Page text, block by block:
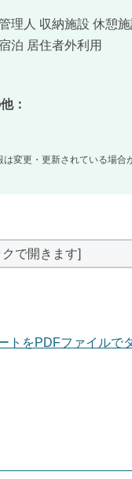
理人 収納施設 休憩
泊 居住者外利用
：
変更・更新されている場合
で開きます]
トをPDFファイルで